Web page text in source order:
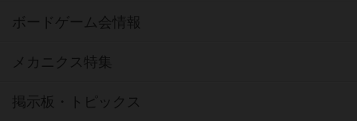
ボードゲーム会情報
メカニクス特集
掲示板・トピックス